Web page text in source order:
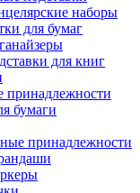
наборы
для бумаг
для книг
бумаги
принадлежности